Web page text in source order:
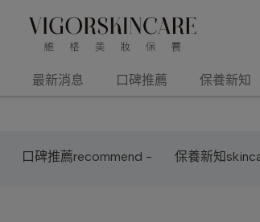
最新消息 口碑推薦 保養新知
口碑推薦recommend - 保養新知